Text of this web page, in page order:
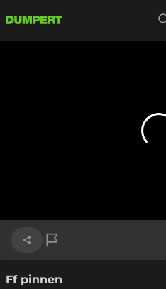
Link kopiëren
Ff pinnen